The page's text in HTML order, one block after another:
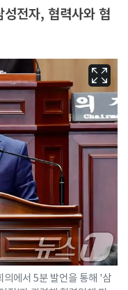
전자, 협력사와 협
의에서 5분 발언을 통해 '삼